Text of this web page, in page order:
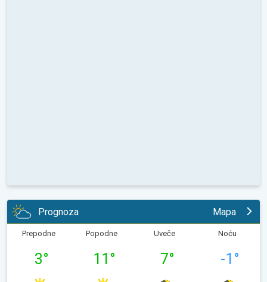
Prognoza Mapa
Prepodne
3°
Popodne
11 °
Uveče
7°
Noću
-1 °